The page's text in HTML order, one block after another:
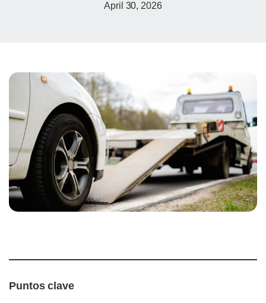
April 30, 2026
Puntos clave